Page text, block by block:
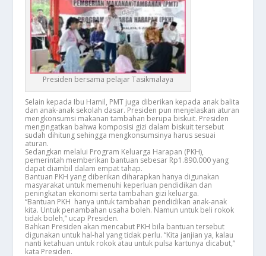
Presiden bersama pelajar Tasikmalaya
Selain kepada Ibu Hamil, PMT juga diberikan kepada anak balita
dan anak-anak sekolah dasar. Presiden pun menjelaskan aturan
mengkonsumsi makanan tambahan berupa biskuit. Presiden
mengingatkan bahwa komposisi gizi dalam biskuit tersebut
sudah dihitung sehingga mengkonsumsinya harus sesuai
aturan.
Sedangkan melalui Program Keluarga Harapan (PKH),
pemerintah memberikan bantuan sebesar Rp1.890.000 yang
dapat diambil dalam empat tahap.
Bantuan PKH yang diberikan diharapkan hanya digunakan
masyarakat untuk memenuhi keperluan pendidikan dan
peningkatan ekonomi serta tambahan gizi keluarga.
“Bantuan PKH hanya untuk tambahan pendidikan anak-anak
kita. Untuk penambahan usaha boleh. Namun untuk beli rokok
tidak boleh,” ucap Presiden.
Bahkan Presiden akan mencabut PKH bila bantuan tersebut
digunakan untuk hal-hal yang tidak perlu. “Kita janjian ya, kalau
nanti ketahuan untuk rokok atau untuk pulsa kartunya dicabut,”
kata Presiden.